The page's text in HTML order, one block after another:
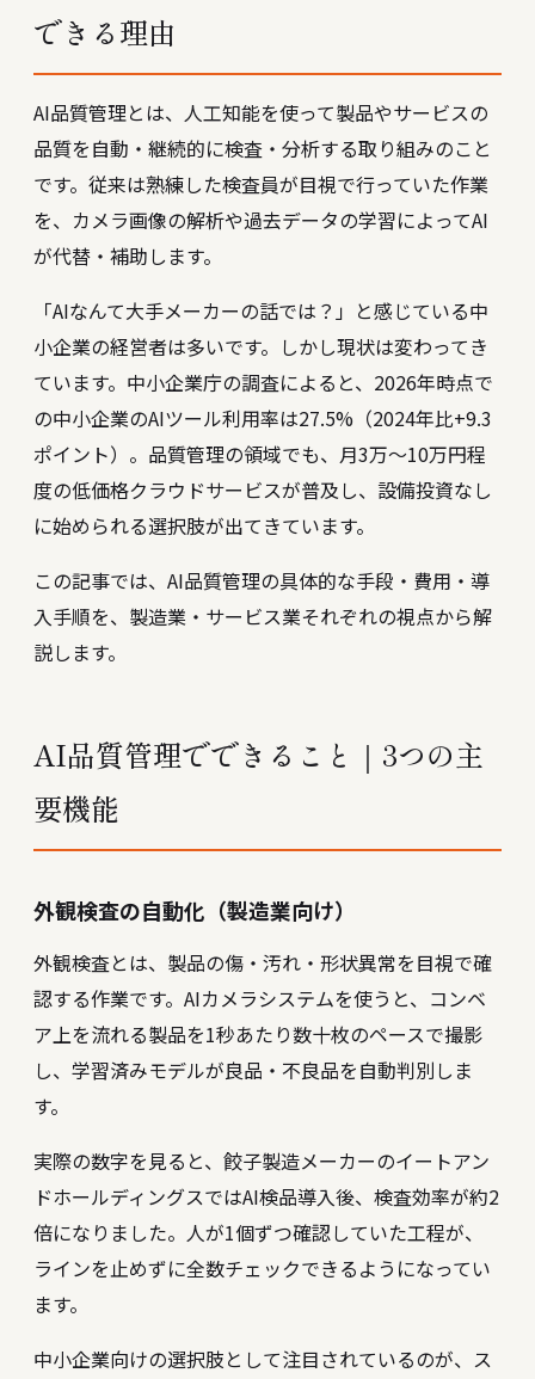
できる理由
AI品質管理とは、人工知能を使って製品やサービスの
品質を自動・継続的に検査・分析する取り組みのこと
です。従来は熟練した検査員が目視で行っていた作業
を、カメラ画像の解析や過去データの学習によってAI
が代替・補助します。
「AIなんて大手メーカーの話では？」と感じている中
小企業の経営者は多いです。しかし現状は変わってき
ています。中小企業庁の調査によると、2026年時点で
の中小企業のAIツール利用率は27.5%（2024年比+9.3
ポイント）。品質管理の領域でも、月3万〜10万円程
度の低価格クラウドサービスが普及し、設備投資なし
に始められる選択肢が出てきています。
この記事では、AI品質管理の具体的な手段・費用・導
入手順を、製造業・サービス業それぞれの視点から解
説します。
AI品質管理でできること｜3つの主
要機能
外観検査の自動化（製造業向け）
外観検査とは、製品の傷・汚れ・形状異常を目視で確
認する作業です。AIカメラシステムを使うと、コンベ
ア上を流れる製品を1秒あたり数十枚のペースで撮影
し、学習済みモデルが良品・不良品を自動判別しま
す。
実際の数字を見ると、餃子製造メーカーのイートアン
ドホールディングスではAI検品導入後、検査効率が約2
倍になりました。人が1個ずつ確認していた工程が、
ラインを止めずに全数チェックできるようになってい
ます。
中小企業向けの選択肢として注目されているのが、ス